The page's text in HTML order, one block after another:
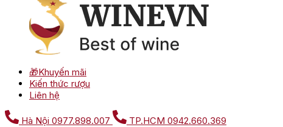
🎁Khuyến mãi
Kiến thức rượu
Liên hệ
Hà Nội 0977.898.007 TP.HCM 0942.660.369